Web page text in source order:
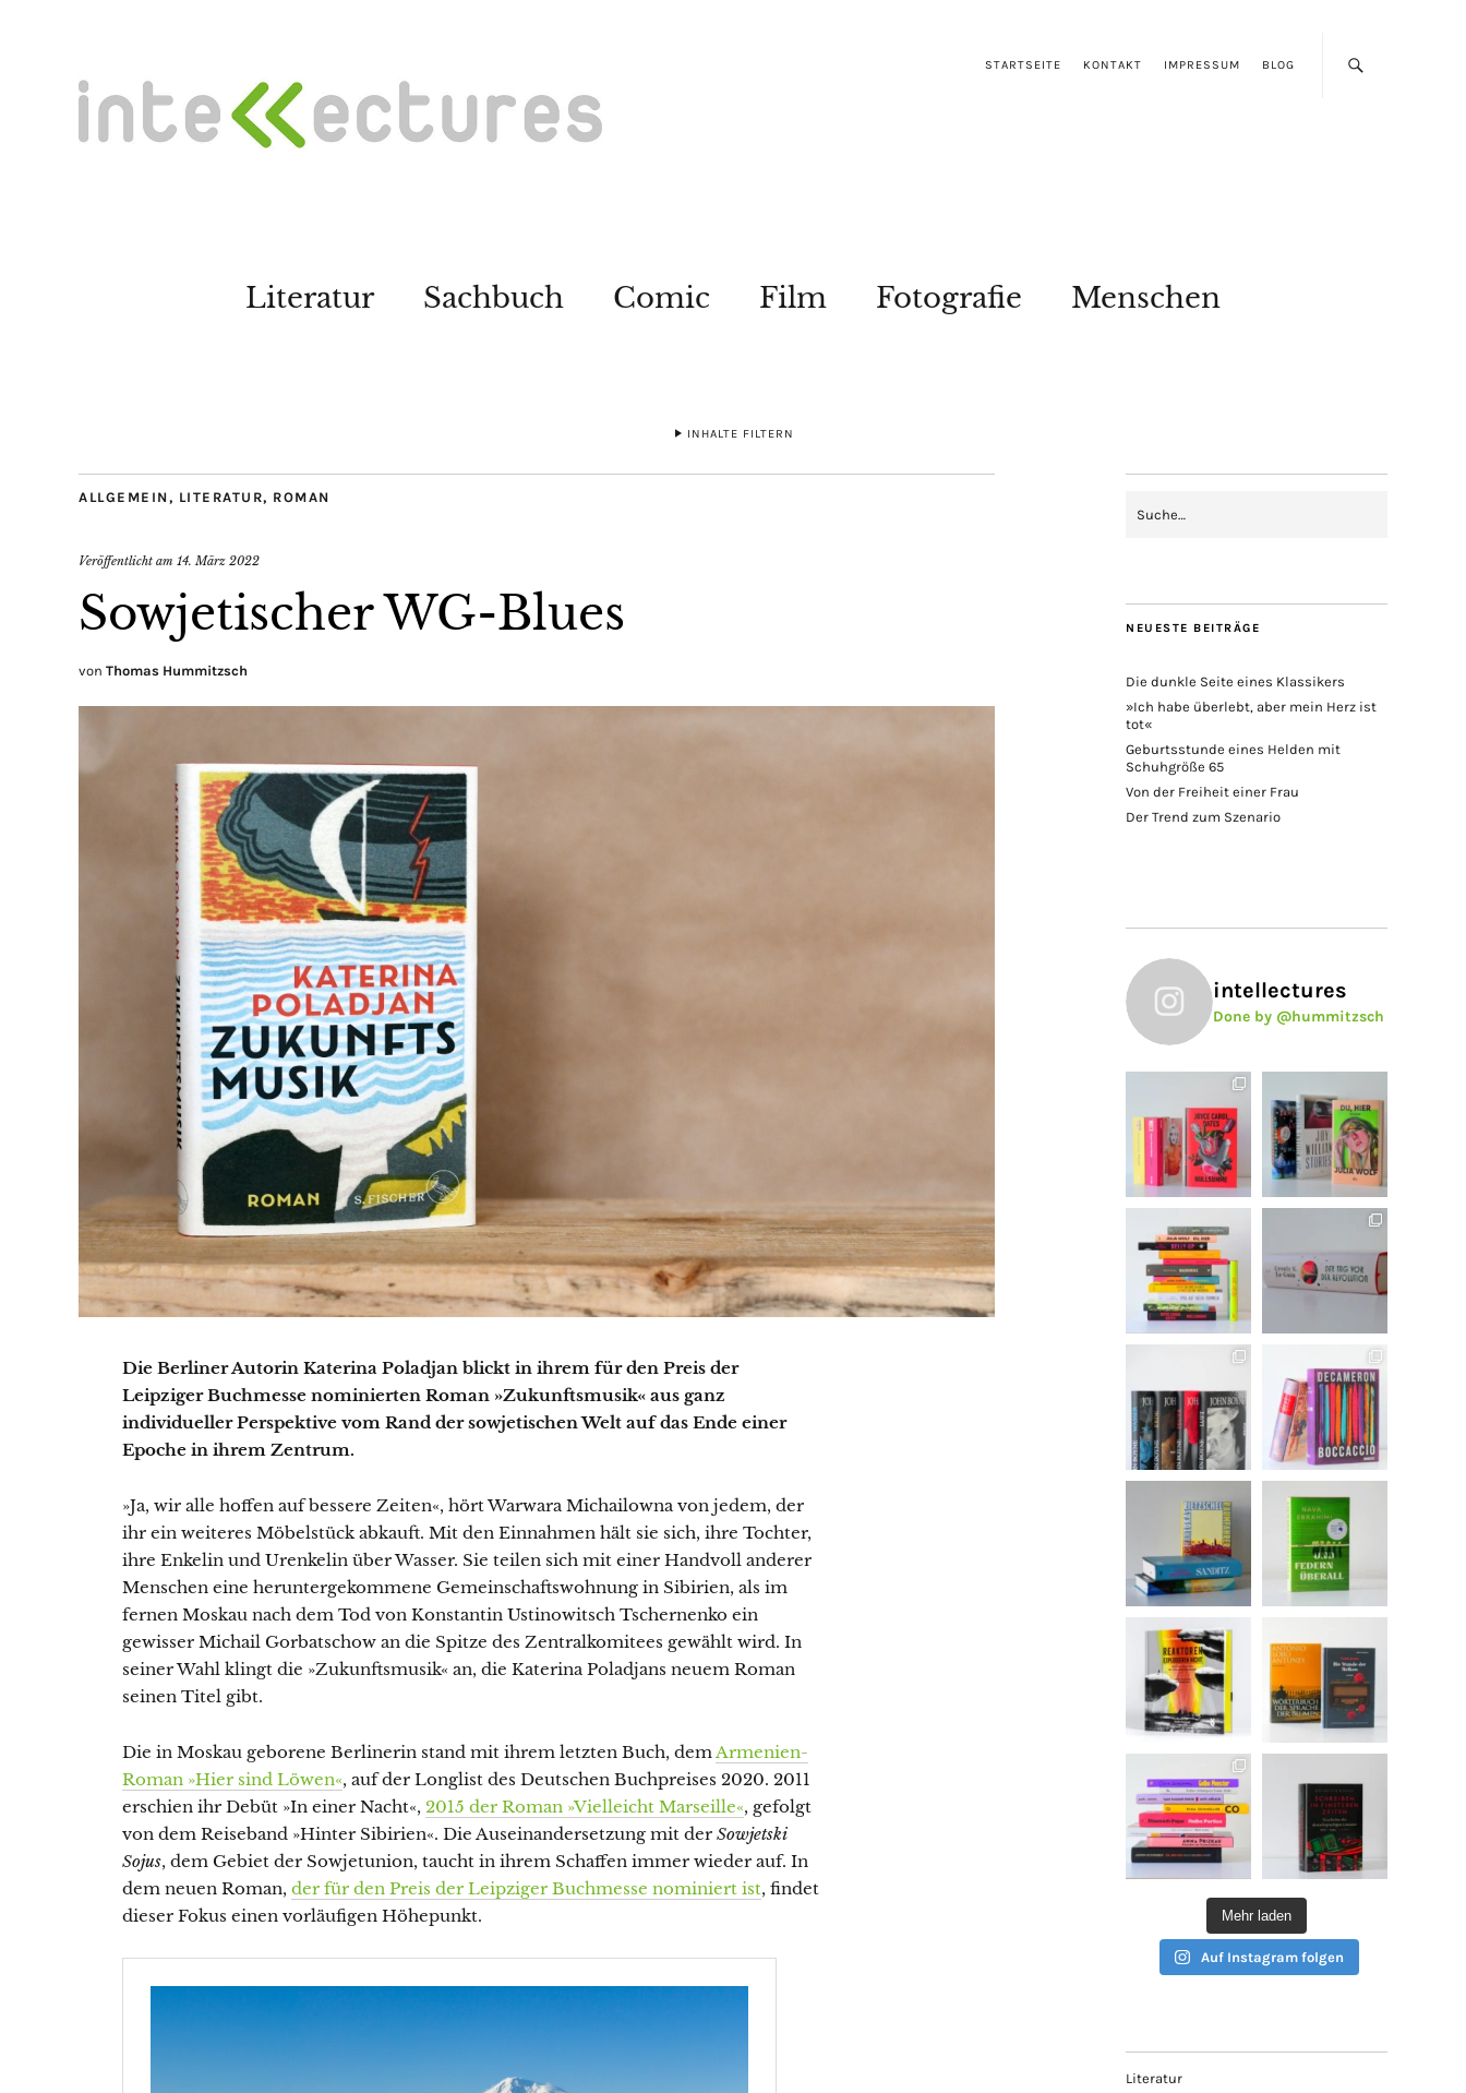
STARTSEITE KONTAKT IMPRESSUM BLOG
Literatur Sachbuch Comic Film Fotografie Menschen
INHALTE FILTERN
ALLGEMEIN, LITERATUR, ROMAN
Veröffentlicht am 14. März 2022
Sowjetischer WG-Blues
von Thomas Hummitzsch
Die Berliner Autorin Katerina Poladjan blickt in ihrem für den Preis der
Leipziger Buchmesse nominierten Roman »Zukunftsmusik« aus ganz
individueller Perspektive vom Rand der sowjetischen Welt auf das Ende einer
Epoche in ihrem Zentrum.
»Ja, wir alle hoffen auf bessere Zeiten«, hört Warwara Michailowna von jedem, der
ihr ein weiteres Möbelstück abkauft. Mit den Einnahmen hält sie sich, ihre Tochter,
ihre Enkelin und Urenkelin über Wasser. Sie teilen sich mit einer Handvoll anderer
Menschen eine heruntergekommene Gemeinschaftswohnung in Sibirien, als im
fernen Moskau nach dem Tod von Konstantin Ustinowitsch Tschernenko ein
gewisser Michail Gorbatschow an die Spitze des Zentralkomitees gewählt wird. In
seiner Wahl klingt die »Zukunftsmusik« an, die Katerina Poladjans neuem Roman
seinen Titel gibt.
Die in Moskau geborene Berlinerin stand mit ihrem letzten Buch, demArmenien-
Roman »Hier sind Löwen«, auf der Longlist des Deutschen Buchpreises 2020. 2011
erschien ihr Debüt »In einer Nacht«, 2015 der Roman »Vielleicht Marseille«, gefolgt
von dem Reiseband »Hinter Sibirien«. Die Auseinandersetzung mit der Sowjetski
Sojus, dem Gebiet der Sowjetunion, taucht in ihrem Schaffen immer wieder auf. In
dem neuen Roman, der für den Preis der Leipziger Buchmesse nominiert ist, findet
dieser Fokus einen vorläufigen Höhepunkt.
NEUESTE BEITRÄGE
Die dunkle Seite eines Klassikers
»Ich habe überlebt, aber mein Herz ist
tot«
Geburtsstunde eines Helden mit
Schuhgröße 65
Von der Freiheit einer Frau
Der Trend zum Szenario
intellectures
Done by @hummitzsch
Mehr laden
Auf Instagram folgen
Literatur